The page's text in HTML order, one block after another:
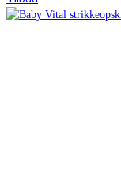
pris
pris